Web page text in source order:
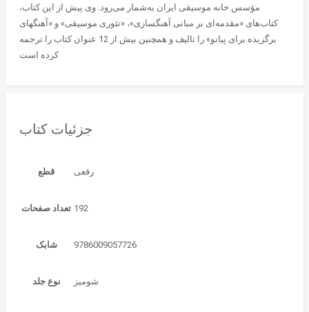
مؤسس خانه موسیقی ایران به‌شمار می‌رود. وی پیش از این کتاب،
کتاب‌های «مق‍دمه‌ای بر مب‍انی آهن‍گس‍ازی»، «تئوری موسیقی» و «آهن‍گه‍ای
برگزیده برای پی‍انو» را تالیف و همچنین بیش از 12 عنوان کتاب را ترجمه
کرده است
جزئیات کتاب
قطع
تعداد صفحات 192
شابک 9786009057726
نوع جلد شومیز